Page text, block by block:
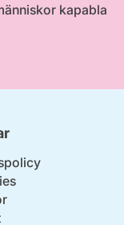
kapabla